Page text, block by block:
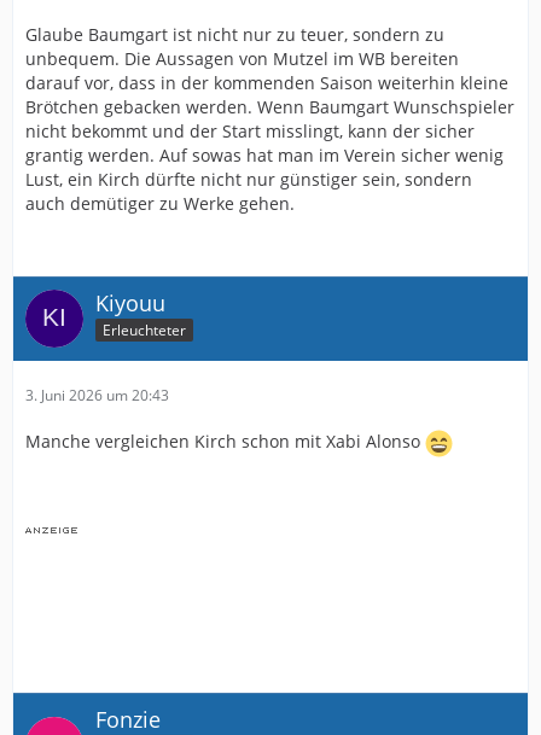
Glaube Baumgart ist nicht nur zu teuer, sondern zu
unbequem. Die Aussagen von Mutzel im WB bereiten
darauf vor, dass in der kommenden Saison weiterhin kleine
Brötchen gebacken werden. Wenn Baumgart Wunschspieler
nicht bekommt und der Start misslingt, kann der sicher
grantig werden. Auf sowas hat man im Verein sicher wenig
Lust, ein Kirch dürfte nicht nur günstiger sein, sondern
auch demütiger zu Werke gehen.
Kiyouu
Erleuchteter
3. Juni 2026 um 20:43
Manche vergleichen Kirch schon mit Xabi Alonso
Fonzie